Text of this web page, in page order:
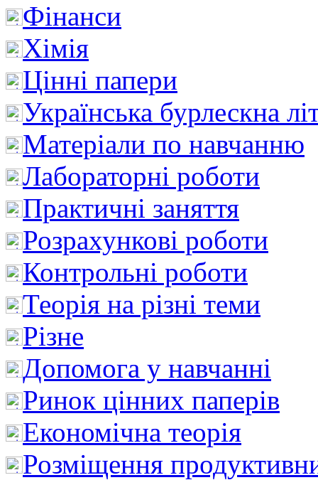
Фінанси
Хімія
Цінні папери
Українська бурлескна
Матеріали по навчанню
Лабораторні роботи
Практичні заняття
Розрахункові роботи
Контрольні роботи
Теорія на різні теми
Різне
Допомога у навчанні
Ринок цінних паперів
Економічна теорія
Розміщення